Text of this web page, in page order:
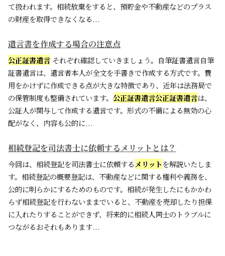
て扱われます。相続放棄をすると、預貯金や不動産などのプラス
の財産を取得できなくなる...
遺言書を作成する場合の注意点
公正証書遺言 それぞれ確認していきましょう。自筆証書遺言自筆
証書遺言は、遺言者本人が全文を手書きで作成する方式です。費
用をかけずに作成できる点が大きな特徴であり、近年は法務局で
の保管制度も整備されています。 公正証書遺言公正証書遺言は、
公証人が関与して作成する遺言です。形式の不備による無効の心
配がなく、内容も公的に...
相続登記を司法書士に依頼するメリットとは？
今回は、相続登記を司法書士に依頼する メリットを解説いたしま
す。相続登記の概要登記は、不動産などに関する権利や義務を、
公的に明らかにするためのものです。相続が発生したにもかかわ
らず相続登記を行わないままでいると、不動産を売却したり担保
に入れたりすることができず、将来的に相続人同士のトラブルに
つながるおそれもあります...